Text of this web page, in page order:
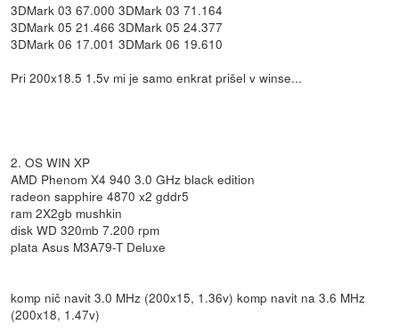
3DMark 03 67.000 3DMark 03 71.164
3DMark 05 21.466 3DMark 05 24.377
3DMark 06 17.001 3DMark 06 19.610
Pri 200x18.5 1.5v mi je samo enkrat prišel v winse...
2. OS WIN XP
AMD Phenom X4 940 3.0 GHz black edition
radeon sapphire 4870 x2 gddr5
ram 2X2gb mushkin
disk WD 320mb 7.200 rpm
plata Asus M3A79-T Deluxe
komp nič navit 3.0 MHz (200x15, 1.36v) komp navit na 3.6 MHz
(200x18, 1.47v)